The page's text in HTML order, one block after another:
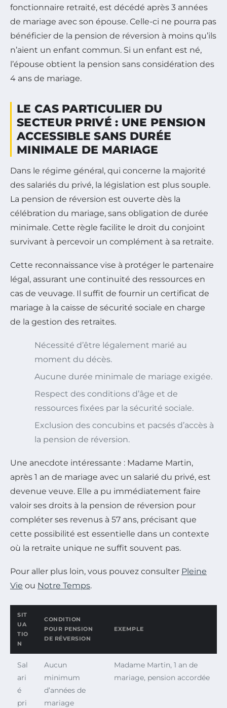
fonctionnaire retraité, est décédé après 3 années
de mariage avec son épouse. Celle-ci ne pourra pas
bénéficier de la pension de réversion à moins qu’ils
n’aient un enfant commun. Si un enfant est né,
l’épouse obtient la pension sans considération des
4 ans de mariage.
LE CAS PARTICULIER DU
SECTEUR PRIVÉ : UNE PENSION
ACCESSIBLE SANS DURÉE
MINIMALE DE MARIAGE
Dans le régime général, qui concerne la majorité
des salariés du privé, la législation est plus souple.
La pension de réversion est ouverte dès la
célébration du mariage, sans obligation de durée
minimale. Cette règle facilite le droit du conjoint
survivant à percevoir un complément à sa retraite.
Cette reconnaissance vise à protéger le partenaire
légal, assurant une continuité des ressources en
cas de veuvage. Il suffit de fournir un certificat de
mariage à la caisse de sécurité sociale en charge
de la gestion des retraites.
Nécessité d’être légalement marié au
moment du décès.
Aucune durée minimale de mariage exigée.
Respect des conditions d’âge et de
ressources fixées par la sécurité sociale.
Exclusion des concubins et pacsés d’accès à
la pension de réversion.
Une anecdote intéressante : Madame Martin,
après 1 an de mariage avec un salarié du privé, est
devenue veuve. Elle a pu immédiatement faire
valoir ses droits à la pension de réversion pour
compléter ses revenus à 57 ans, précisant que
cette possibilité est essentielle dans un contexte
où la retraite unique ne suffit souvent pas.
Pour aller plus loin, vous pouvez consulter Pleine
Vie ou Notre Temps.
SIT
UA
TIO
N
CONDITION
POUR PENSION
DE RÉVERSION
EXEMPLE
Sal
ari
é
pri
Aucun
minimum
d’années de
mariage
Madame Martin, 1 an de
mariage, pension accordée